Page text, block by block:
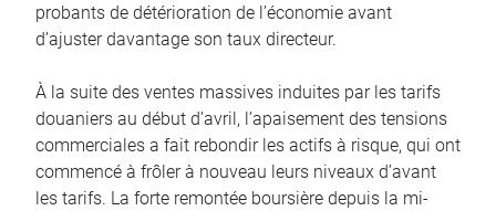
probants de détérioration de l’économie avant
d’ajuster davantage son taux directeur.
À la suite des ventes massives induites par les tarifs
douaniers au début d’avril, l’apaisement des tensions
commerciales a fait rebondir les actifs à risque, qui ont
commencé à frôler à nouveau leurs niveaux d’avant
les tarifs. La forte remontée boursière depuis la mi-